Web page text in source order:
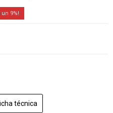
9
técnica